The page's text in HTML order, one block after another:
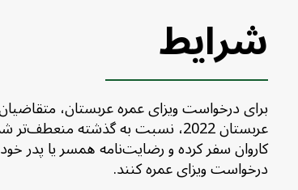
شرایط
درخواست ویزای عمره کنند.